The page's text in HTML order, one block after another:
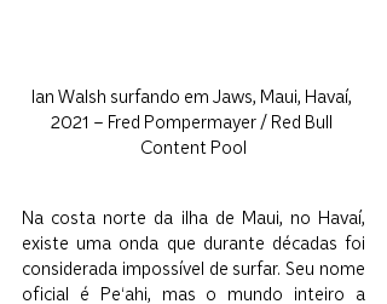
Ian Walsh surfando em Jaws, Maui, Havaí,
2021 – Fred Pompermayer / Red Bull
Content Pool
Na costa norte da ilha de Maui, no Havaí,
existe uma onda que durante décadas foi
considerada impossível de surfar. Seu nome
oficial é Peʻahi, mas o mundo inteiro a